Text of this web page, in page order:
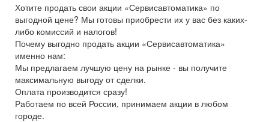
Хотите продать свои акции «Сервисавтоматика» по
выгодной цене? Мы готовы приобрести их у вас без каких-
либо комиссий и налогов!
Почему выгодно продать акции «Сервисавтоматика»
именно нам:
Мы предлагаем лучшую цену на рынке - вы получите
максимальную выгоду от сделки.
Оплата производится сразу!
Работаем по всей России, принимаем акции в любом
городе.